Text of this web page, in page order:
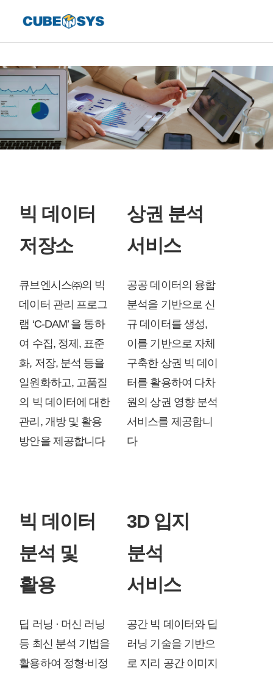
빅 데이터
저장소
큐브엔시스㈜의 빅
데이터 관리 프로그
램 ‘C-DAM’ 을 통하
여 수집, 정제, 표준
화, 저장, 분석 등을
일원화하고, 고품질
의 빅 데이터에 대한
관리, 개방 및 활용
방안을 제공합니다
상권 분석
서비스
공공 데이터의 융합
분석을 기반으로 신
규 데이터를 생성,
이를 기반으로 자체
구축한 상권 빅 데이
터를 활용하여 다차
원의 상권 영향 분석
서비스를 제공합니
다
빅 데이터
분석 및
활용
딥 러닝 · 머신 러닝
등 최신 분석 기법을
활용하여 정형·비정
3D 입지
분석
서비스
공간 빅 데이터와 딥
러닝 기술을 기반으
로 지리 공간 이미지